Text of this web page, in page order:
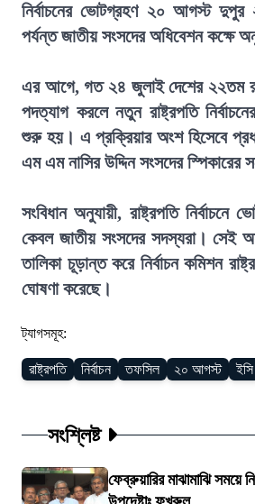
নির্বাচনের ভোটগ্রহণ ২০ আগস্ট দুপুর
পর্যন্ত জাতীয় সংসদের অধিবেশন কক্ষে
এর আগে, গত ২৪ জুলাই দেশের ২২তম
পদত্যাগ করলে নতুন রাষ্ট্রপতি
শুরু হয়। এ প্রক্রিয়ার অংশ হিসেবে
এম এম নাসির উদ্দিন সংসদের স্পিকারের
সংবিধান অনুযায়ী, রাষ্ট্রপতি নির্বাচনে
কেবল জাতীয় সংসদের সদস্যরা। সেই
তালিকা চূড়ান্ত করে নির্বাচন কমিশন
ঘোষণা করেছে।
ট্যাগসমূহ:
রাষ্ট্রপতি নির্বাচন তফসিল ২০ আগস্ট ইসি
সংশ্লিষ্ট
ফেব্রুয়ারির মাঝামাঝি সময়ে